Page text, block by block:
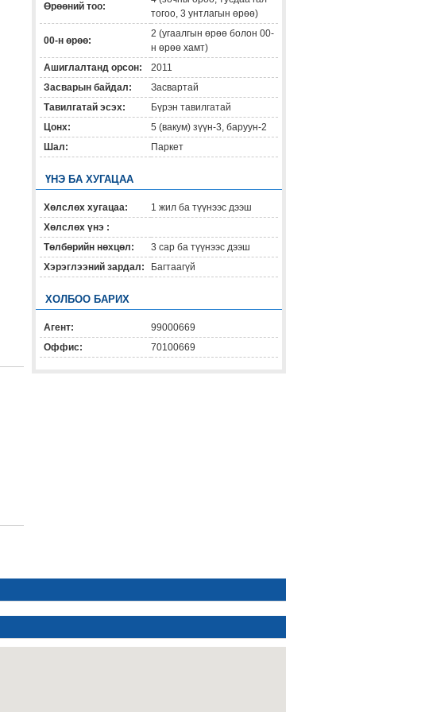
Өрөөний тоо:
тогоо, 3 унтлагын өрөө)
00-н өрөө:
2 (угаалгын өрөө болон 00-
н өрөө хамт)
Ашиглалтанд орсон:
2011
Засварын байдал:
Засвартай
Тавилгатай эсэх:
Бүрэн тавилгатай
Цонх:
5 (вакум) зүүн-3, баруун-2
Шал:
Паркет
ҮНЭ БА ХУГАЦАА
Хөлслөх хугацаа:
1 жил ба түүнээс дээш
Хөлслөх үнэ :
Төлбөрийн нөхцөл:
3 сар ба түүнээс дээш
Хэрэглээний зардал:
Багтаагүй
ХОЛБОО БАРИХ
Агент:
99000669
Оффис:
70100669